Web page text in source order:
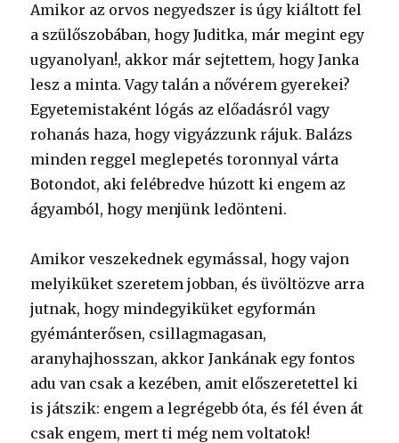
Amikor az orvos negyedszer is úgy kiáltott fel
a szülőszobában, hogy Juditka, már megint egy
ugyanolyan!, akkor már sejtettem, hogy Janka
lesz a minta. Vagy talán a nővérem gyerekei?
Egyetemistaként lógás az előadásról vagy
rohanás haza, hogy vigyázzunk rájuk. Balázs
minden reggel meglepetés toronnyal várta
Botondot, aki felébredve húzott ki engem az
ágyamból, hogy menjünk ledönteni.
Amikor veszekednek egymással, hogy vajon
melyiküket szeretem jobban, és üvöltözve arra
jutnak, hogy mindegyiküket egyformán
gyémánterősen, csillagmagasan,
aranyhajhosszan, akkor Jankának egy fontos
adu van csak a kezében, amit előszeretettel ki
is játszik: engem a legrégebb óta, és fél éven át
csak engem, mert ti még nem voltatok!